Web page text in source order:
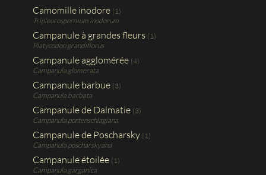
Camomille inodore (1)
Tripleurospermum inodorum
Campanule à grandes fleurs (1)
Platycodon grandiflorus
Campanule agglomérée (4)
Campanula glomerata
Campanule barbue (3)
Campanula barbata
Campanule de Dalmatie (3)
Campanula portenschlagiana
Campanule de Poscharsky (1)
Campanula poscharskyana
Campanule étoilée (1)
Campanula garganica